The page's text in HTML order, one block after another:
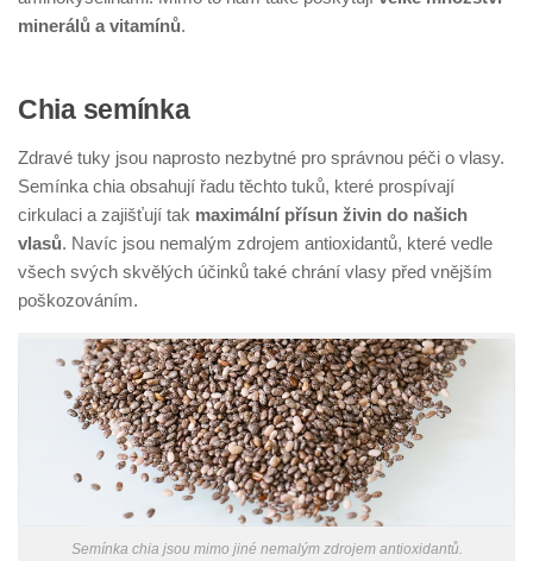
minerálů a vitamínů.
Chia semínka
Zdravé tuky jsou naprosto nezbytné pro správnou péči o vlasy.
Semínka chia obsahují řadu těchto tuků, které prospívají
cirkulaci a zajišťují tak maximální přísun živin do našich
vlasů. Navíc jsou nemalým zdrojem antioxidantů, které vedle
všech svých skvělých účinků také chrání vlasy před vnějším
poškozováním.
Semínka chia jsou mimo jiné nemalým zdrojem antioxidantů.